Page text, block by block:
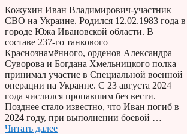
Кожухин Иван Владимирович-участник
СВО на Украине. Родился 12.02.1983 года в
городе Южа Ивановской области. В
составе 237-го танкового
Краснознамённого, орденов Александра
Суворова и Богдана Хмельницкого полка
принимал участие в Специальной военной
операции на Украине. С 23 августа 2024
года числился пропавшим без вести.
Позднее стало известно, что Иван погиб в
2024 году, при выполнении боевой …
Читать далее